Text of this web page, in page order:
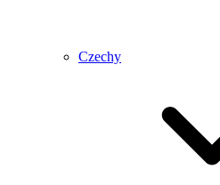
Czechy